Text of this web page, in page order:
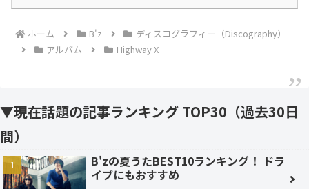
ホーム B'z
ディスコグラフィー（Discography）
アルバム
Highway X
▼現在話題の記事ランキング TOP30（過去30日
間）
B'zの夏うたBEST10ランキング！ ドラ
イブにもおすすめ